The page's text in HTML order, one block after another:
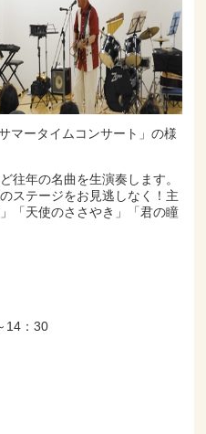
マータイムコンサート」の様
往年の名曲を生演奏します。
ステージをお見逃しなく！主
「天使のささやき」「君の瞳
14：30